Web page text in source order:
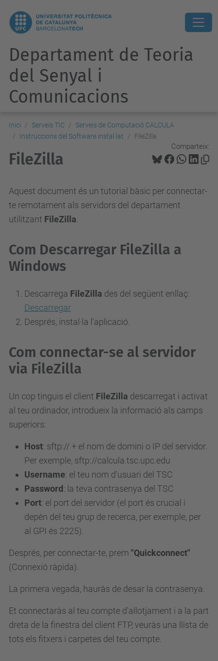
Departament de Teoria
del Senyal i
Comunicacions
Inici Serveis TIC
Serveis de Computació CALCULA
Instruccions del Software instal·lat
FileZilla
Comparteix:
FileZilla
Aquest document és un tutorial bàsic per connectar-
te remotament als servidors del departament
utilitzant FileZilla
Com Descarregar FileZilla a
Windows
Descarrega FileZilla des del següent enllaç:
Descarregar
Després, instal·la l'aplicació.
Com connectar-se al servidor
via FileZilla
Un cop tinguis el client FileZilla descarregat i activat
al teu ordinador, introdueix la informació als camps
superiors:
Host: sftp:// + el nom de domini o IP del servidor.
Per exemple, sftp://calcula.tsc.upc.edu
Username: el teu nom d'usuari del TSC
Password: la teva contrasenya del TSC
Port: el port del servidor (el port és crucial i
depèn del teu grup de recerca, per exemple, per
al GPI és 2225).
Després, per connectar-te, prem "Quickconnect"
(Connexió ràpida).
La primera vegada, hauràs de desar la contrasenya.
Et connectaràs al teu compte d'allotjament i a la part
dreta de la finestra del client FTP, veuràs una llista de
tots els fitxers i carpetes del teu compte.